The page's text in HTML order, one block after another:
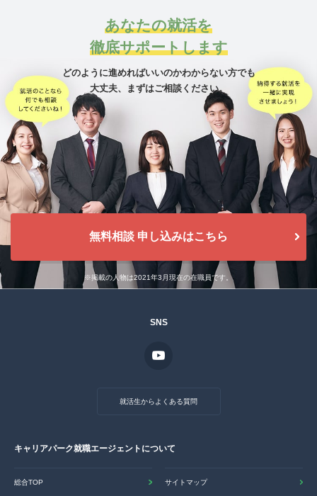
あなたの就活を
徹底サポートします
どのように進めればいいのかわからない方でも
大丈夫、
まずはご相談ください。
無料相談 申し込みはこちら
※掲載の人物は2021年3月現在の在職員です。
SNS
就活生からよくある質問
キャリアパーク就職エージェントについて
総合TOP サイトマップ